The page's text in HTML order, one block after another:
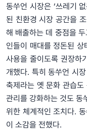
동쑤언 시장은 ‘쓰레기
된 친환경 시장 공간을
해 배출하는 데 중점을
인들이 매대를 정돈된 상
사용을 줄이도록 권장하
개했다. 특히 동쑤언 시
축제라는 옛 문화 관습
관리를 강화하는 것도 동
위한 체계적인 조치다.
이 소감을 전했다.